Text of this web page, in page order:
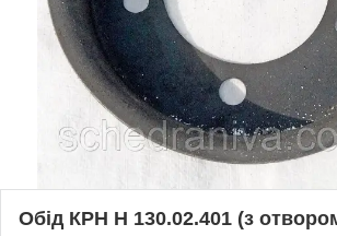
Обід КРН Н 130.02.401 (з